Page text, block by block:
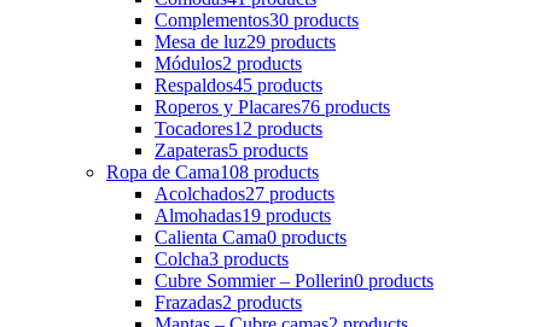
Complementos30 products
Mesa de luz29 products
Módulos2 products
Respaldos45 products
Roperos y Placares76 products
Tocadores12 products
Zapateras5 products
Ropa de Cama108 products
Acolchados27 products
Almohadas19 products
Calienta Cama0 products
Colcha3 products
Cubre Sommier – Pollerin0 products
Frazadas2 products